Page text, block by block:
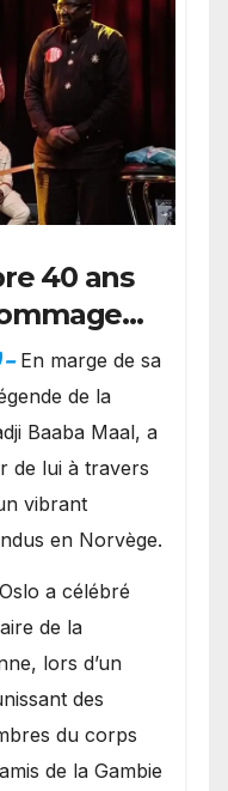
40 ans
en
​En marge de sa
de la
Baaba Maal, a
de lui à travers
vibrant
en Norvège.
a célébré
de la
lors d’un
des
du corps
de la Gambie